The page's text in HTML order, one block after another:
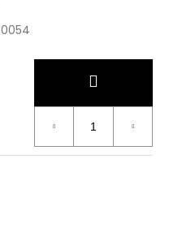
0054